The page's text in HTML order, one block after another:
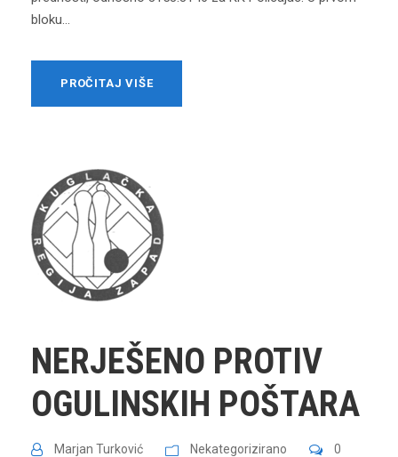
bloku...
PROČITAJ VIŠE
NERJEŠENO PROTIV
OGULINSKIH POŠTARA
Marjan Turković Nekategorizirano 0